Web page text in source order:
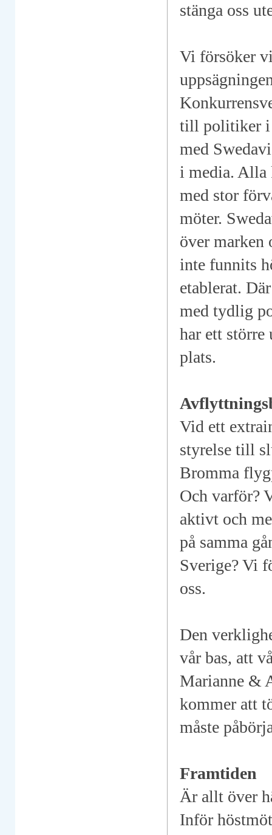
stänga oss
Vi försöker
till politiker i
med
i media. Alla
med stor
möter.
över marken
inte funnits
etablerat.
med tydlig
har ett större
plats.
Vid ett
styrelse till
Bromma
Och varför?
aktivt och
på samma
Sverige? Vi
oss.
Den
vår bas, att
Marianne &
kommer att
måste
Framtiden
Är allt över
Inför